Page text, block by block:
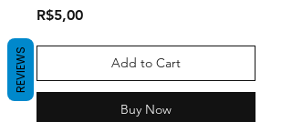
R$5,00Price
Add to Cart
Buy Now
REVIEWS